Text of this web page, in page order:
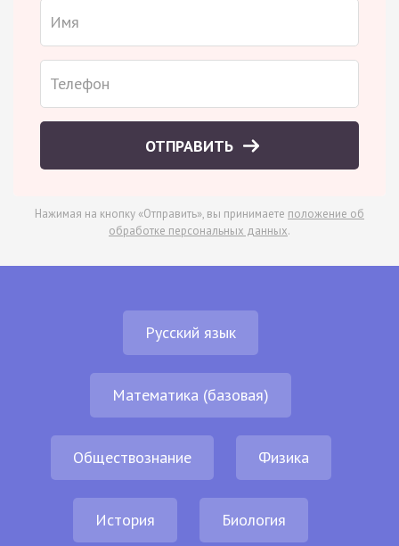
ОТПРАВИТЬ
Нажимая на кнопку «Отправить», вы принимаете положение об
обработке персональных данных.
Русский язык
Математика (базовая)
Обществознание Физика
История Биология